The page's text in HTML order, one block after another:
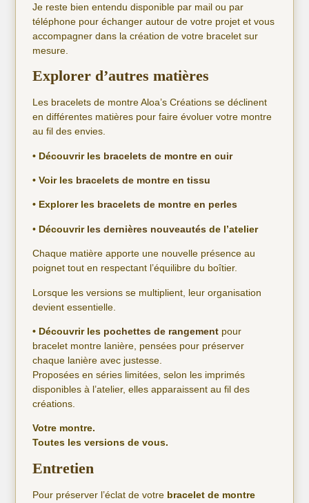
Je reste bien entendu disponible par mail ou par
téléphone pour échanger autour de votre projet et vous
accompagner dans la création de votre bracelet sur
mesure.
Explorer d’autres matières
Les bracelets de montre Aloa’s Créations se déclinent
en différentes matières pour faire évoluer votre montre
au fil des envies.
• Découvrir les bracelets de montre en cuir
• Voir les bracelets de montre en tissu
• Explorer les bracelets de montre en perles
• Découvrir les dernières nouveautés de l’atelier
Chaque matière apporte une nouvelle présence au
poignet tout en respectant l’équilibre du boîtier.
Lorsque les versions se multiplient, leur organisation
devient essentielle.
• Découvrir les pochettes de rangement pour
bracelet montre lanière, pensées pour préserver
chaque lanière avec justesse.
Proposées en séries limitées, selon les imprimés
disponibles à l’atelier, elles apparaissent au fil des
créations.
Votre montre.
Toutes les versions de vous.
Entretien
Pour préserver l’éclat de votre bracelet de montre